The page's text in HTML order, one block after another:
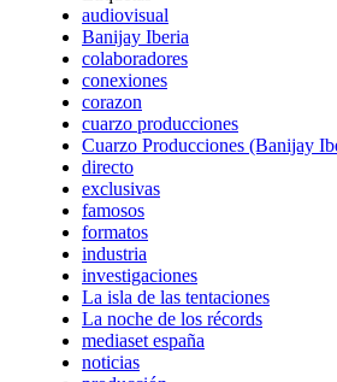
audiovisual
Banijay Iberia
colaboradores
conexiones
corazon
cuarzo producciones
Cuarzo Producciones (Banijay
directo
exclusivas
famosos
formatos
industria
investigaciones
La isla de las tentaciones
La noche de los récords
mediaset españa
noticias